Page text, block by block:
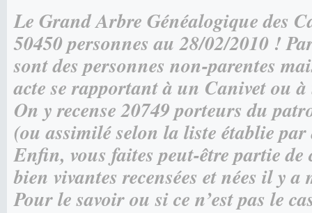
Le Grand Arbre Généalogique des
50450 personnes au 28/02/2010 !
sont des personnes non-parentes
acte se rapportant à un Canivet ou
On y recense 20749 porteurs du
(ou assimilé selon la liste établie
Enfin, vous faites peut-être partie de
bien vivantes recensées et nées il y a
Pour le savoir ou si ce n’est pas le